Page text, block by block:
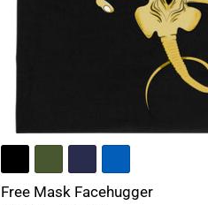
Free Mask Facehugger